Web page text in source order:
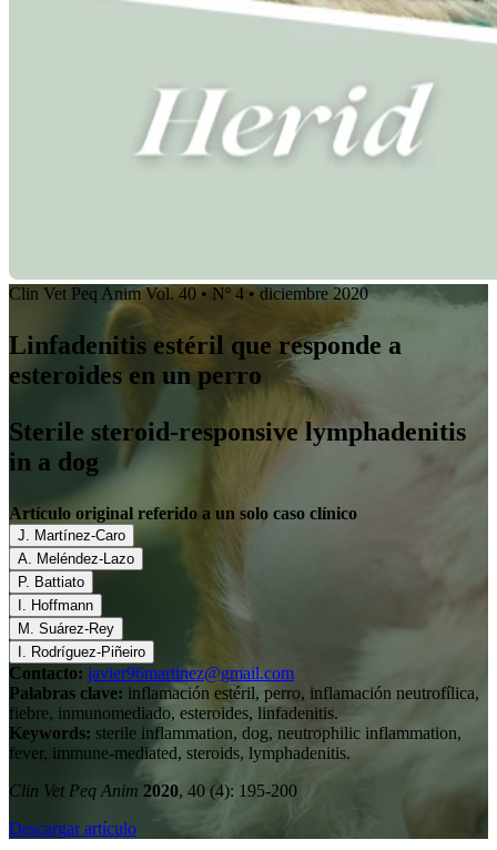
Clin Vet Peq Anim Vol. 40 • Nº 4 • diciembre 2020
Linfadenitis estéril que responde a
esteroides en un perro
Sterile steroid-responsive lymphadenitis
in a dog
Artículo original referido a un solo caso clínico
J. Martínez-Caro
A. Meléndez-Lazo
P. Battiato
I. Hoffmann
M. Suárez-Rey
I. Rodríguez-Piñeiro
Contacto: javier96martinez@gmail.com
Palabras clave: inflamación estéril, perro, inflamación neutrofílica,
fiebre, inmunomediado, esteroides, linfadenitis.
Keywords: sterile inflammation, dog, neutrophilic inflammation,
fever, immune-mediated, steroids, lymphadenitis.
Clin Vet Peq Anim 2020, 40 (4): 195-200
Descargar artículo